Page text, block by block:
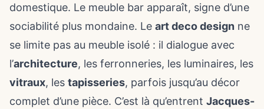
domestique. Le meuble bar apparaît, signe d’une
sociabilité plus mondaine. Le art deco design ne
se limite pas au meuble isolé : il dialogue avec
l’architecture, les ferronneries, les luminaires, les
vitraux, les tapisseries, parfois jusqu’au décor
complet d’une pièce. C’est là qu’entrent Jacques-